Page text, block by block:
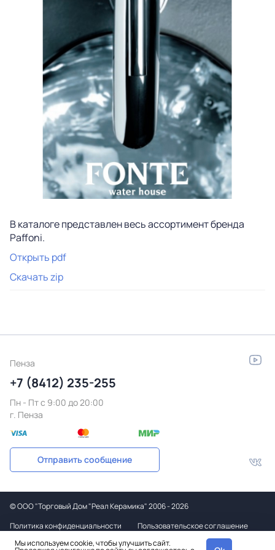
В каталоге представлен весь ассортимент бренда
Paffoni.
Открыть pdf
Скачать zip
Пенза
+7 (8412) 235-255
Пн - Пт c 9:00 до 20:00
г. Пенза
Отправить сообщение
©ООО "Торговый Дом "Реал Керамика"2006 - 2026
Политика конфиденциальности
Пользовательское соглашение
Дизайн
Мы используем cookie, чтобы улучшить сайт.